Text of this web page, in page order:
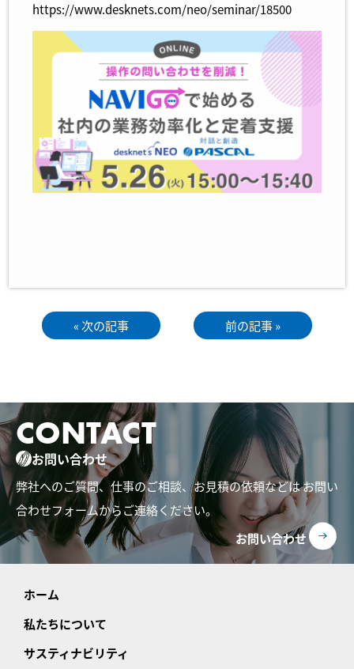
https://www.desknets.com/neo/seminar/18500
« 次の記事 前の記事 »
CONTACT
お問い合わせ
弊社へのご質問、仕事のご相談、お見積の依頼などはお問い
合わせフォームからご連絡ください。
お問い合わせ
ホーム
私たちについて
サスティナビリティ